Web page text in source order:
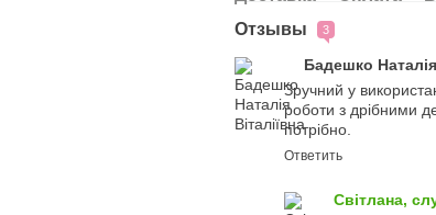
Отзывы
3
Бадешко Наталія
Зручний у
роботи з дрібними
потрібно.
Ответить
Світлана,